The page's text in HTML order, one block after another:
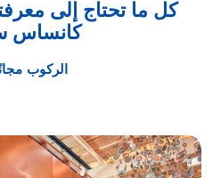
كل ما تحتاج إلى
كانساس
الركوب